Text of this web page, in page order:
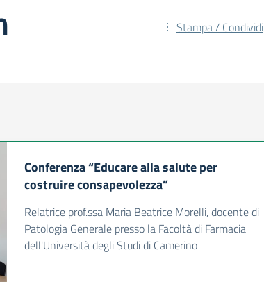
Stampa / Condividi
Conferenza “Educare alla salute per
costruire consapevolezza”
Relatrice prof.ssa Maria Beatrice Morelli, docente di
Patologia Generale presso la Facoltà di Farmacia
dell'Università degli Studi di Camerino